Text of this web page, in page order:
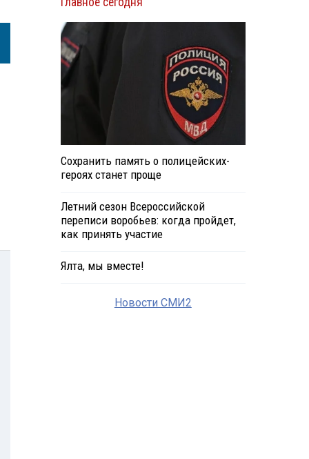
Сохранить память о полицейских-
героях станет проще
Летний сезон Всероссийской
переписи воробьев: когда пройдет,
как принять участие
Ялта, мы вместе!
Новости СМИ2